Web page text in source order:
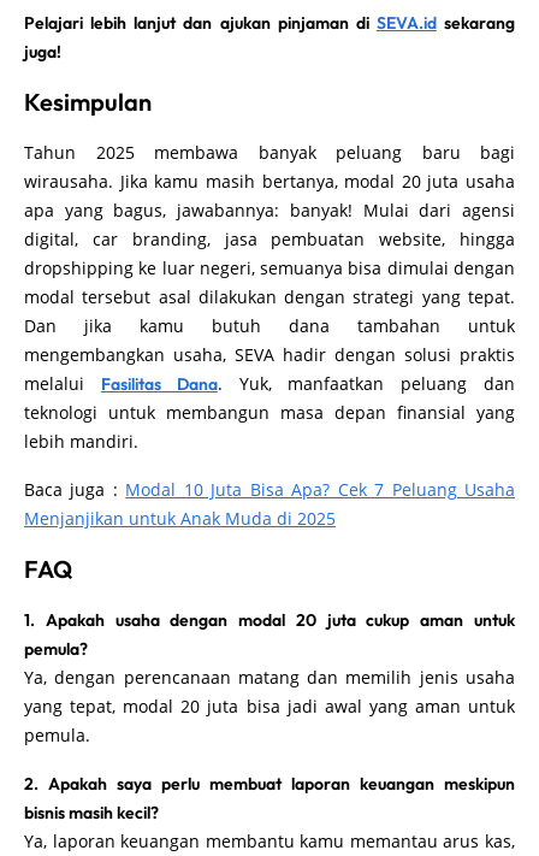
Pelajari lebih lanjut dan ajukan pinjaman di SEVA.id sekarang
juga!
Kesimpulan
Tahun 2025 membawa banyak peluang baru bagi
wirausaha. Jika kamu masih bertanya, modal 20 juta usaha
apa yang bagus, jawabannya: banyak! Mulai dari agensi
digital, car branding, jasa pembuatan website, hingga
dropshipping ke luar negeri, semuanya bisa dimulai dengan
modal tersebut asal dilakukan dengan strategi yang tepat.
Dan jika kamu butuh dana tambahan untuk
mengembangkan usaha, SEVA hadir dengan solusi praktis
melalui Fasilitas Dana. Yuk, manfaatkan peluang dan
teknologi untuk membangun masa depan finansial yang
lebih mandiri.
Baca juga : Modal 10 Juta Bisa Apa? Cek 7 Peluang Usaha
Menjanjikan untuk Anak Muda di 2025
FAQ
1. Apakah usaha dengan modal 20 juta cukup aman untuk
pemula?
Ya, dengan perencanaan matang dan memilih jenis usaha
yang tepat, modal 20 juta bisa jadi awal yang aman untuk
pemula.
2. Apakah saya perlu membuat laporan keuangan meskipun
bisnis masih kecil?
Ya, laporan keuangan membantu kamu memantau arus kas,